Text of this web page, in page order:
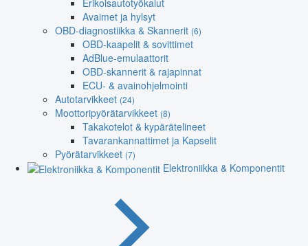
Avaimet ja hylsyt
OBD-diagnostiikka & Skannerit (6)
OBD-kaapelit & sovittimet
AdBlue-emulaattorit
OBD-skannerit & rajapinnat
ECU- & avainohjelmointi
Autotarvikkeet (24)
Moottoripyörätarvikkeet (8)
Takakotelot & kypärätelineet
Tavarankannattimet ja Kapselit
Pyörätarvikkeet (7)
Elektroniikka & Komponentit